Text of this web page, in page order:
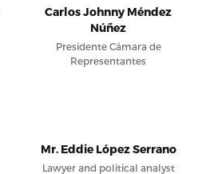
Carlos Johnny Méndez
Núñez
Presidente Cámara de
Representantes
Mr. Eddie López Serrano
Lawyer and political analyst